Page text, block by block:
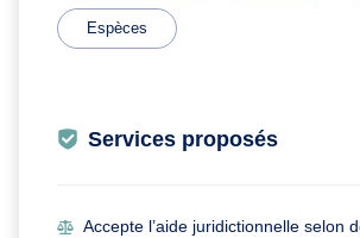
Espèces
Services proposés
Accepte l’aide juridictionnelle selon